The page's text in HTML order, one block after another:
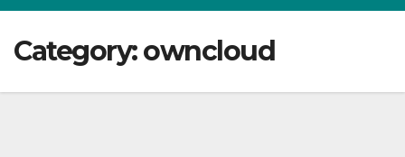
Category:owncloud